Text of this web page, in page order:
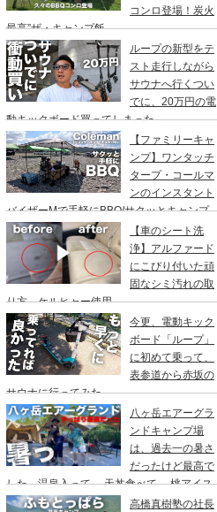
コンロ登場！炭火
最高”ザ・キャンプ飯
ループの新型をテ
スト走行しながら
サウナへ行くつい
でに、20万円の電
動キックボード買ってしまった。
YADEA（ヤデア）
【ファミリーキャ
ンプ】ワンタッチ
タープ・コールマ
ンのインスタント
バイザーMで手軽にBBQ/サクッとキャンプ
レイアウト/ 都心から車で1時間/ 河原のキャ
ンプ場/秋川橋河川公園 バーベキューランド
【車のシート洗
浄】アルファード
にこびり付いた頑
固なシミ汚れの取
り方。ケルヒャー使用。
今更、電動キック
ボード「ループ」
に初めて乗って、
表参道から赤坂の
サウナに行ってみた。
八ヶ岳エアーグラ
ンドキャンプ場
は、過去一の暑さ
だったけど最高で
した。温泉入って→ 天丼食べて→ 桃アイス
食べて。ファミリーキャンプにもキャンプデ
高橋真樹塾の社長